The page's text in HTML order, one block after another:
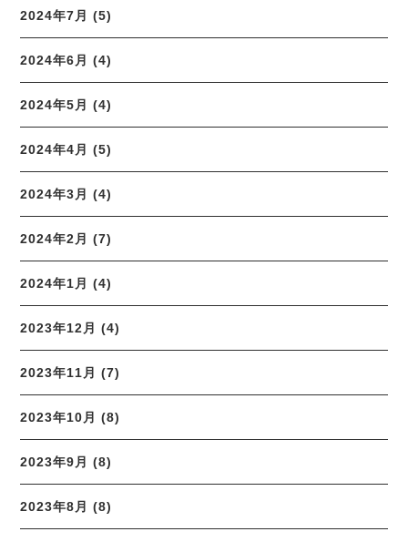
2024年7月 (5)
2024年6月 (4)
2024年5月 (4)
2024年4月 (5)
2024年3月 (4)
2024年2月 (7)
2024年1月 (4)
2023年12月 (4)
2023年11月 (7)
2023年10月 (8)
2023年9月 (8)
2023年8月 (8)